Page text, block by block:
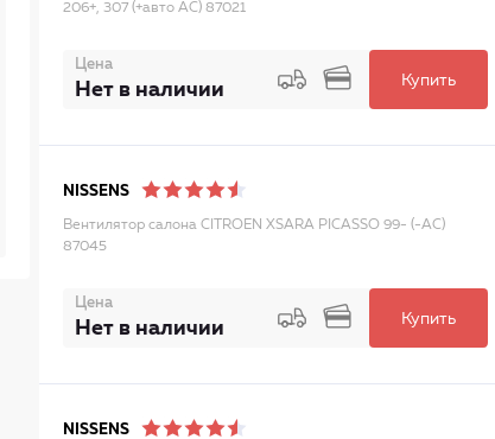
206+, 307 (+авто AC) 87021
Цена
Нет в наличии Купить
NISSENS
Вентилятор салона CITROEN XSARA PICASSO 99- (-AC)
87045
Цена
Нет в наличии Купить
NISSENS